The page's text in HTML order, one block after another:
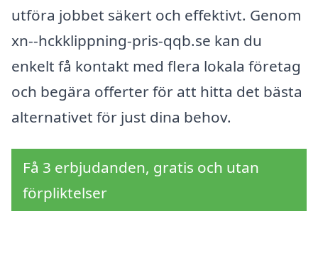
utföra jobbet säkert och effektivt. Genom
xn--hckklippning-pris-qqb.se kan du
enkelt få kontakt med flera lokala företag
och begära offerter för att hitta det bästa
alternativet för just dina behov.
Få 3 erbjudanden, gratis och utan
förpliktelser